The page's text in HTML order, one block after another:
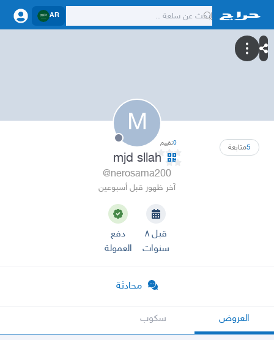
AR
M
5متابعة 0تقييم
mjd sllah
@nerosama200
آخر ظهور قبل أسبوعين
قبل ٨
سنوات
دفع
العمولة
محادثة
العروض سكوب